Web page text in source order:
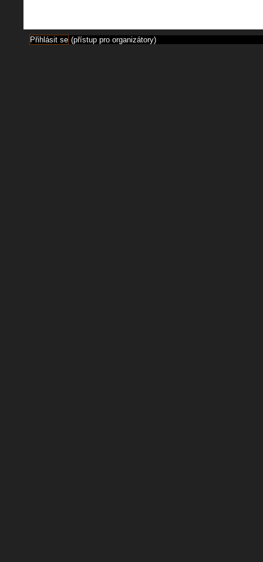
Přihlásit se (přístup pro organizátory)